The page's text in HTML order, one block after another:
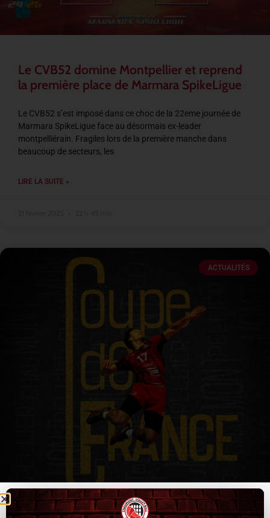
Le CVB52 domine Montpellier et reprend
la première place de Marmara SpikeLigue
Le CVB52 s’est imposé dans ce choc de la 22eme journée de
Marmara SpikeLigue face au désormais ex-leader
montpelliérain. Fragiles lors de la première manche dans
beaucoup de secteurs, les
LIRE LA SUITE »
ACTUALITÉS